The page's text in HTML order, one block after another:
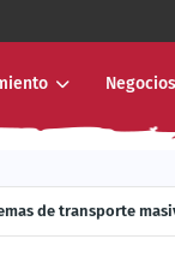
de transporte